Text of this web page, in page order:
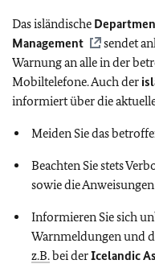
Das isländische
Management
sendet
Warnung an alle in der
Mobiltelefone. Auch der
informiert über die
Meiden Sie das
Beachten Sie stets
sowie die
Informieren Sie sich
Warnmeldungen und
z.B.bei derIcelandic